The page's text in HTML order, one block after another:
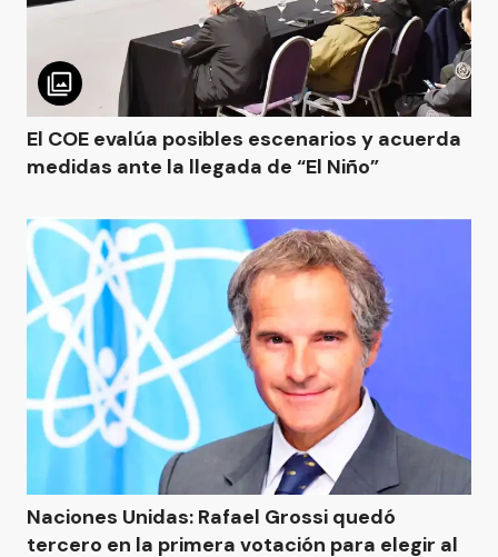
El COE evalúa posibles escenarios y acuerda
medidas ante la llegada de “El Niño”
Naciones Unidas: Rafael Grossi quedó
tercero en la primera votación para elegir al